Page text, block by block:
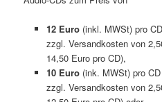
12 Euro (inkl. MWSt) pro CD
zzgl. Versandkosten von
14,50 Euro pro CD),
10 Euro (ink. MWSt) pro CD
zzgl. Versandkosten von